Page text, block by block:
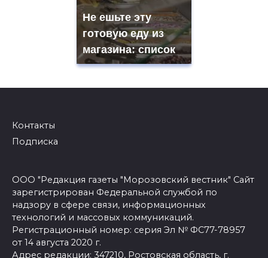
Не ешьте эту
готовую еду из
магазина: список
Контакты
Подписка
ООО "Редакция газеты "Морозовский вестник" Сайт
зарегистрирован Федеральной службой по
надзору в сфере связи, информационных
технологий и массовых коммуникаций.
Регистрационный номер: серия Эл № ФС77-78957
от 14 августа 2020 г.
Адрес редакции: 347210, Ростовская область, г.